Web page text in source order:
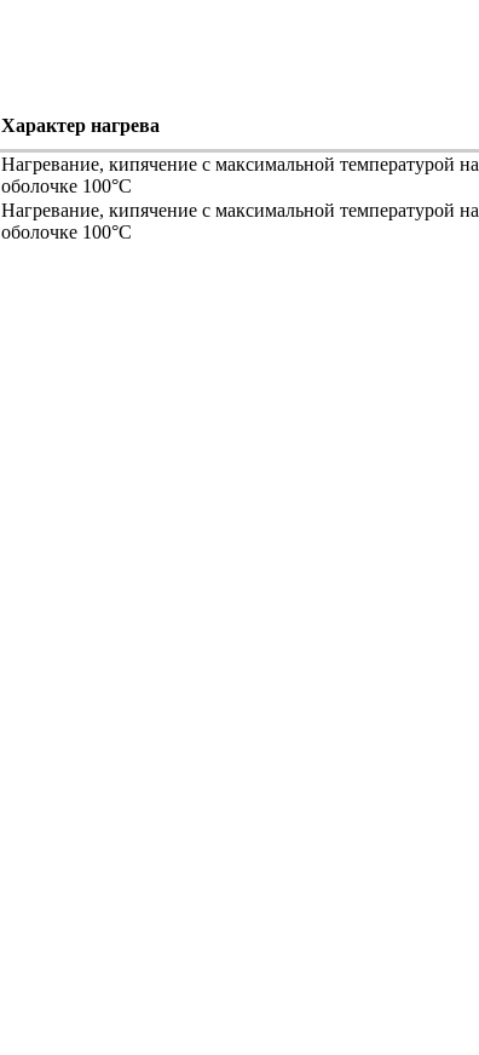
Характер нагрева
Нагревание, кипячение с максимальной температурой на
оболочке 100°С
Нагревание, кипячение с максимальной температурой на
оболочке 100°С